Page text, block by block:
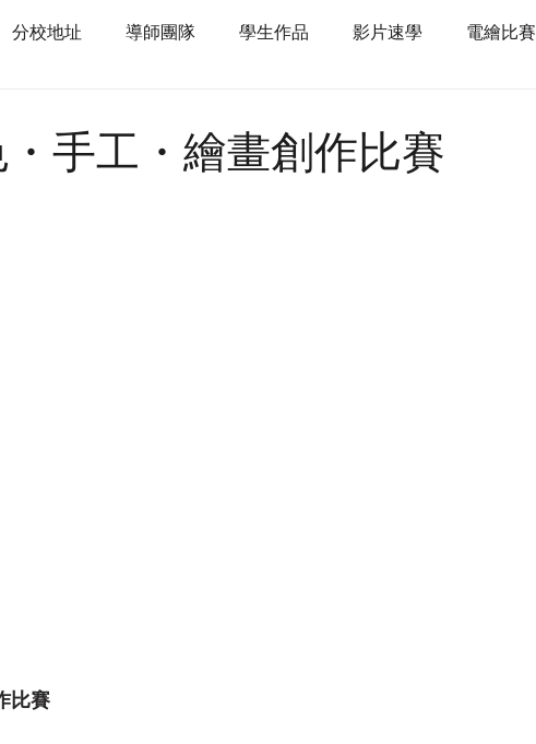
分校地址 導師團隊 學生作品 影片速學 電繪比賽
手工・繪畫創作比賽
比賽